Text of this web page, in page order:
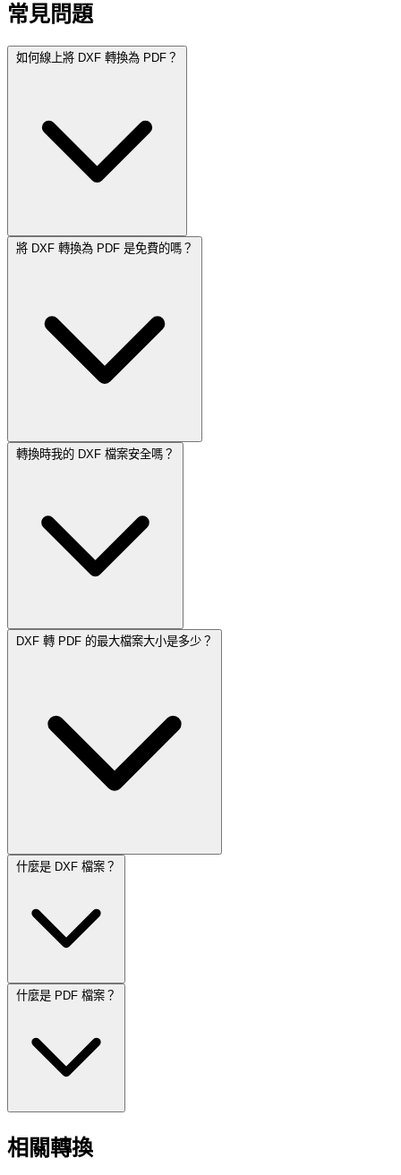
常見問題
如何線上將 DXF 轉換為 PDF？
將 DXF 轉換為 PDF 是免費的嗎？
轉換時我的 DXF 檔案安全嗎？
DXF 轉 PDF 的最大檔案大小是多少？
什麼是 DXF 檔案？
什麼是 PDF 檔案？
相關轉換